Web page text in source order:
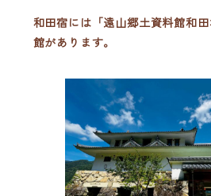
和田宿には「遠山郷土資料館和
館があります。